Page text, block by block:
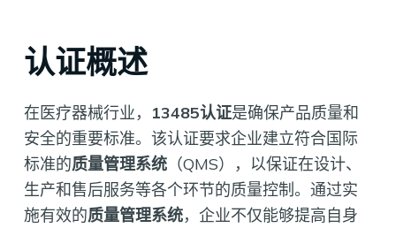
认证概述
在医疗器械行业， 13485认证是确保产品质量和
安全的重要标准。该认证要求企业建立符合国际
标准的质量管理系统（QMS），以保证在设计、
生产和售后服务等各个环节的质量控制。通过实
施有效的质量管理系统，企业不仅能够提高自身